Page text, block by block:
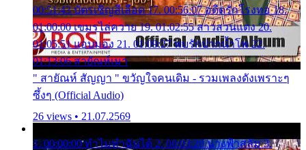
00:51:43 บัตรเชิญสีเลือด 17. 00:56:07 อดีตรักโรงทอ 18.
01:00:00 เขมรไล่ควาย 19. 01:02:55 สาวสวนแตง 20.
01:05:51 แอบมอง 21. 01:09:27 พบรักปากน้ำโพ 22.
01:13:06 สายัณห์เมา
" สายัณห์ สัญญา " ขวัญใจคนเดิม - รวมเพลงดังเพราะๆ
ซึ้งๆ (Official Audio)
26 views • 21.07.2569
1. 00:00:00 ทำไมทำฉันได้ 2. 00:03:20 นางฟ้าสลัม 3.